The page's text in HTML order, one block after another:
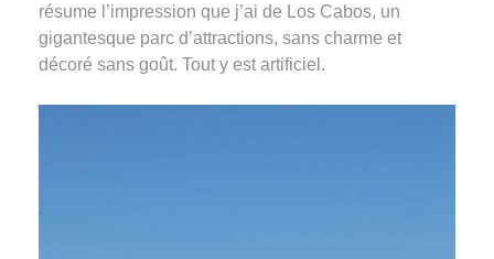
résume l’impression que j’ai de Los Cabos, un
gigantesque parc d’attractions, sans charme et
décoré sans goût. Tout y est artificiel.